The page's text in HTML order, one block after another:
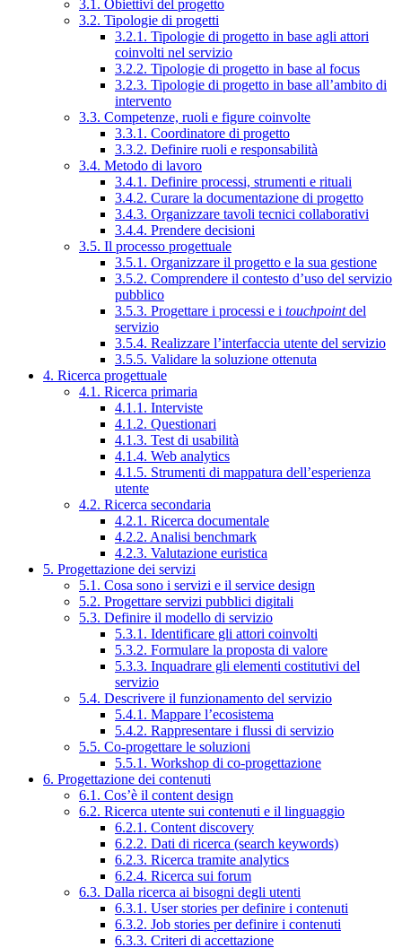
3.1. Obiettivi del progetto
3.2. Tipologie di progetti
3.2.1. Tipologie di progetto in base agli attori
coinvolti nel servizio
3.2.2. Tipologie di progetto in base al focus
3.2.3. Tipologie di progetto in base all’ambito di
intervento
3.3. Competenze, ruoli e figure coinvolte
3.3.1. Coordinatore di progetto
3.3.2. Definire ruoli e responsabilità
3.4. Metodo di lavoro
3.4.1. Definire processi, strumenti e rituali
3.4.2. Curare la documentazione di progetto
3.4.3. Organizzare tavoli tecnici collaborativi
3.4.4. Prendere decisioni
3.5. Il processo progettuale
3.5.1. Organizzare il progetto e la sua gestione
3.5.2. Comprendere il contesto d’uso del servizio
pubblico
3.5.3. Progettare i processi e i touchpointdel
servizio
3.5.4. Realizzare l’interfaccia utente del servizio
3.5.5. Validare la soluzione ottenuta
4. Ricerca progettuale
4.1. Ricerca primaria
4.1.1. Interviste
4.1.2. Questionari
4.1.3. Test di usabilità
4.1.4. Web analytics
4.1.5. Strumenti di mappatura dell’esperienza
utente
4.2. Ricerca secondaria
4.2.1. Ricerca documentale
4.2.2. Analisi benchmark
4.2.3. Valutazione euristica
5. Progettazione dei servizi
5.1. Cosa sono i servizi e il service design
5.2. Progettare servizi pubblici digitali
5.3. Definire il modello di servizio
5.3.1. Identificare gli attori coinvolti
5.3.2. Formulare la proposta di valore
5.3.3. Inquadrare gli elementi costitutivi del
servizio
5.4. Descrivere il funzionamento del servizio
5.4.1. Mappare l’ecosistema
5.4.2. Rappresentare i flussi di servizio
5.5. Co-progettare le soluzioni
5.5.1. Workshop di co-progettazione
6. Progettazione dei contenuti
6.1. Cos’è il content design
6.2. Ricerca utente sui contenuti e il linguaggio
6.2.1. Content discovery
6.2.2. Dati di ricerca (search keywords)
6.2.3. Ricerca tramite analytics
6.2.4. Ricerca sui forum
6.3. Dalla ricerca ai bisogni degli utenti
6.3.1. User stories per definire i contenuti
6.3.2. Job stories per definire i contenuti
6.3.3. Criteri di accettazione